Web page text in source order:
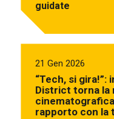
guidate
21 Gen 2026
“Tech, si gira!”:
District torna la
rapporto con la